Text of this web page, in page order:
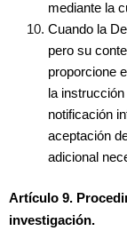
mediante la
Cuando la
pero su
proporcione
la
notificación
aceptación
adicional
Artículo 9.
investigación.